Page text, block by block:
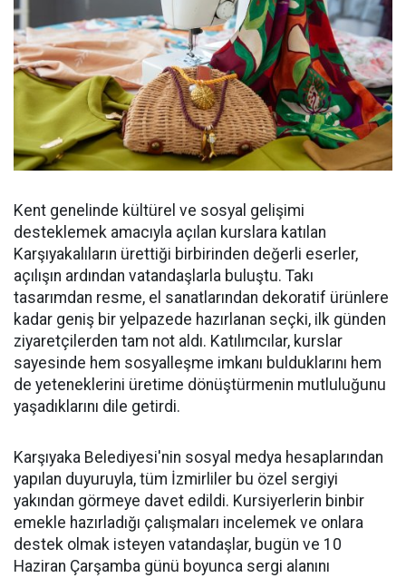
Kent genelinde kültürel ve sosyal gelişimi
desteklemek amacıyla açılan kurslara katılan
Karşıyakalıların ürettiği birbirinden değerli eserler,
açılışın ardından vatandaşlarla buluştu. Takı
tasarımdan resme, el sanatlarından dekoratif ürünlere
kadar geniş bir yelpazede hazırlanan seçki, ilk günden
ziyaretçilerden tam not aldı. Katılımcılar, kurslar
sayesinde hem sosyalleşme imkanı bulduklarını hem
de yeteneklerini üretime dönüştürmenin mutluluğunu
yaşadıklarını dile getirdi.
Karşıyaka Belediyesi'nin sosyal medya hesaplarından
yapılan duyuruyla, tüm İzmirliler bu özel sergiyi
yakından görmeye davet edildi. Kursiyerlerin binbir
emekle hazırladığı çalışmaları incelemek ve onlara
destek olmak isteyen vatandaşlar, bugün ve 10
Haziran Çarşamba günü boyunca sergi alanını